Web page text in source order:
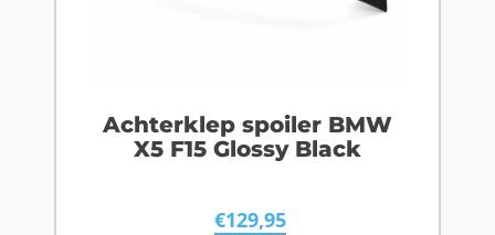
Achterklep spoiler BMW
X5 F15 Glossy Black
€129,95